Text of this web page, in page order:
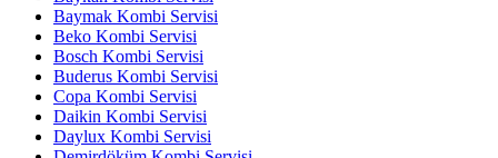
Baymak Kombi Servisi
Beko Kombi Servisi
Bosch Kombi Servisi
Buderus Kombi Servisi
Copa Kombi Servisi
Daikin Kombi Servisi
Daylux Kombi Servisi